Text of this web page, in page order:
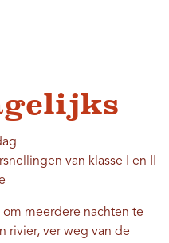
van klasse I en II
meerdere nachten te
rivier, ver weg van de